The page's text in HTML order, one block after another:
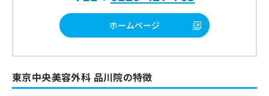
ホームページ
東京中央美容外科 品川院の特徴